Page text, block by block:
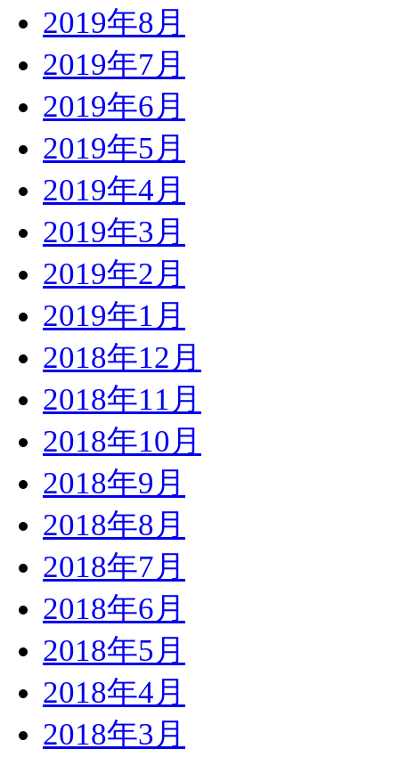
2019年8月
2019年7月
2019年6月
2019年5月
2019年4月
2019年3月
2019年2月
2019年1月
2018年12月
2018年11月
2018年10月
2018年9月
2018年8月
2018年7月
2018年6月
2018年5月
2018年4月
2018年3月